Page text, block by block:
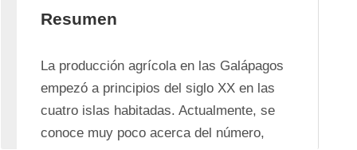
Resumen
La producción agrícola en las Galápagos
empezó a principios del siglo XX en las
cuatro islas habitadas. Actualmente, se
conoce muy poco acerca del número,